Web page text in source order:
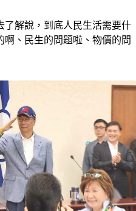
了解說，到底人民生活需要什
、民生的問題啦、物價的問